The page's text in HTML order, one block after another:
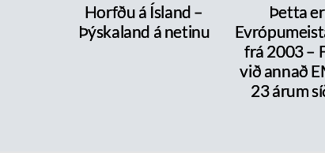
Horfðu á Ísland –
Þýskaland á netinu
Þetta
frá 2003 –
við annað
23 árum